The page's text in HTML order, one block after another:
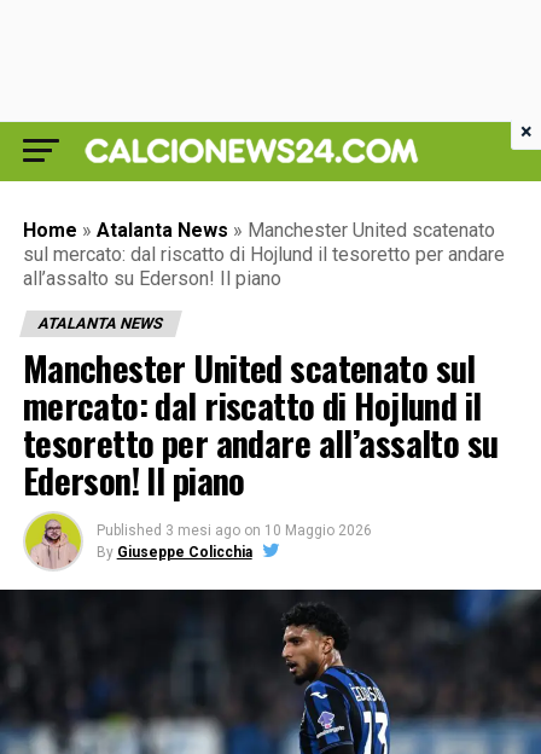
Home » Atalanta News » Manchester United scatenato
sul mercato: dal riscatto di Hojlund il tesoretto per andare
all’assalto su Ederson! Il piano
ATALANTA NEWS
Manchester United scatenato sul
mercato: dal riscatto di Hojlund il
tesoretto per andare all’assalto su
Ederson! Il piano
Published 3 mesi ago on 10 Maggio 2026
By Giuseppe Colicchia
×